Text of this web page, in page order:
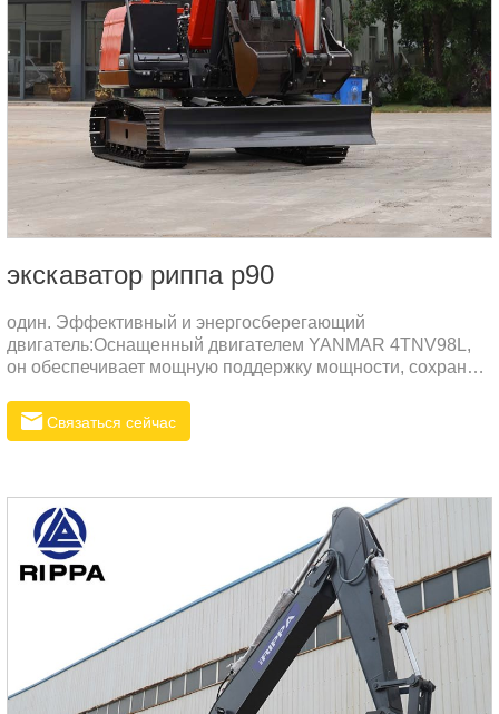
экскаватор риппа р90
один. Эффективный и энергосберегающий
двигатель:Оснащенный двигателем YANMAR 4TNV98L,
он обеспечивает мощную поддержку мощности, сохраняя
обладает превосходными характеристиками, высокой
температурой сгорания, значительно улучшенной
Связаться сейчас